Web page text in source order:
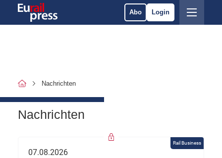
Abo Login
Nachrichten
Nachrichten
Rail Business
07.08.2026